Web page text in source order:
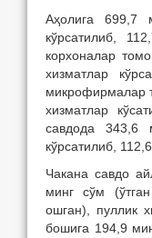
Аҳолига 699,7
кўрсатилиб,
корхоналар
хизматлар
микрофирмалар
хизматлар
савдода 343,6
кўрсатилиб,
Чакана савдо
минг сўм
ошган), пуллик
бошига 194,9